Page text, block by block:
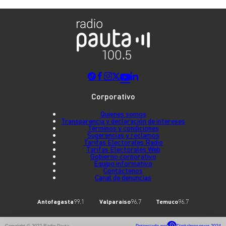
Corporativo
Quienes somos
Transparencia y declaración de intereses
Términos y condiciones
Sugerencias y reclamos
Tarifas Electorales Radio
Tarifas Electorales Web
Gobierno corporativo
Equipo informativo
Contáctenos
Canal de denuncias
Antofagasta99.1 Valparaíso96.7 Temuco96.7